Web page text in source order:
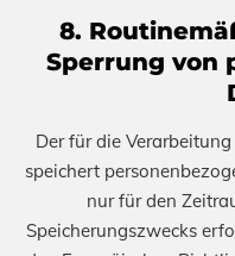
8.
Sperrung von
Der für die
speichert
nur für den
Speicherungszwecks